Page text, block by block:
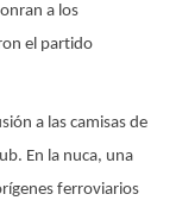
a los
el partido
a las camisas de
En la nuca, una
ferroviarios